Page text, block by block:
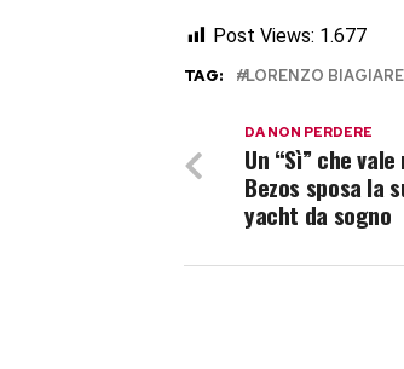
Post Views: 1.677
TAG: LORENZO
DA NON PERDERE
Un “Sì” che
Bezos sposa la
yacht da sogno